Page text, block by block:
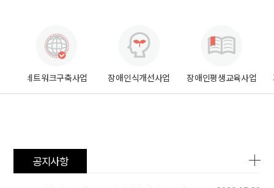
네트워크구축사업 장애인식개선사업 장애인평생교육사업
공지사항